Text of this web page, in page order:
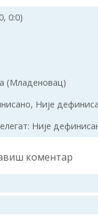
0:0)
(Младеновац)
Није
Није
коментар